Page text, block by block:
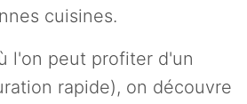
cuisines.
l'on peut profiter d'un
rapide), on découvre